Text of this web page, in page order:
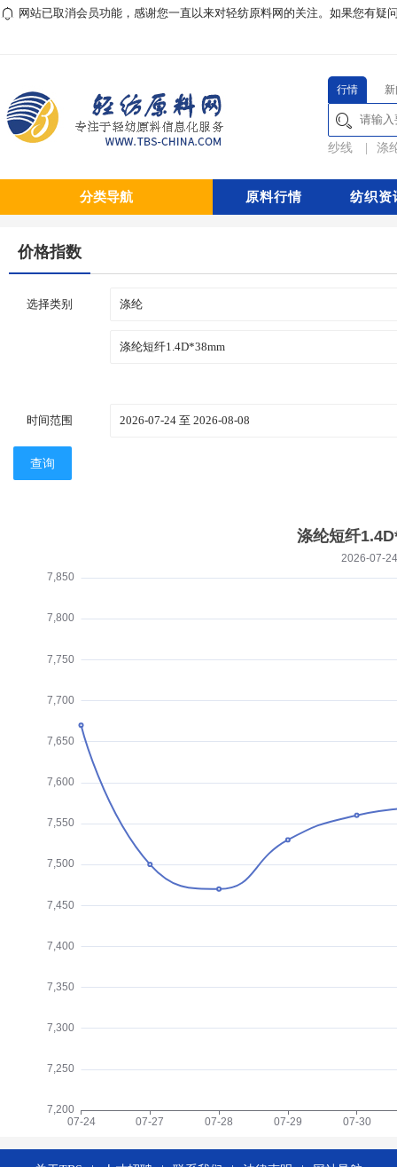
网站已取消会员功能，感谢您一直以来对轻纺原料网的关注。如果您有疑
行情
纱线 涤
分类导航 原料行情 纺织资
价格指数
选择类别
时间范围
查询